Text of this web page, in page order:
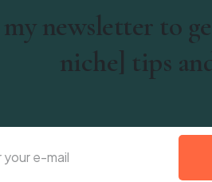
my newsletter to
niche] tips